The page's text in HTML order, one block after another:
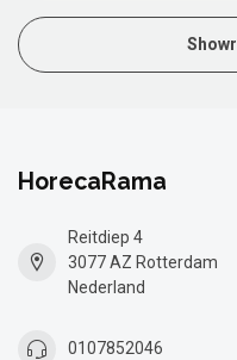
HorecaRama
Reitdiep 4
3077 AZ Rotterdam
Nederland
0107852046